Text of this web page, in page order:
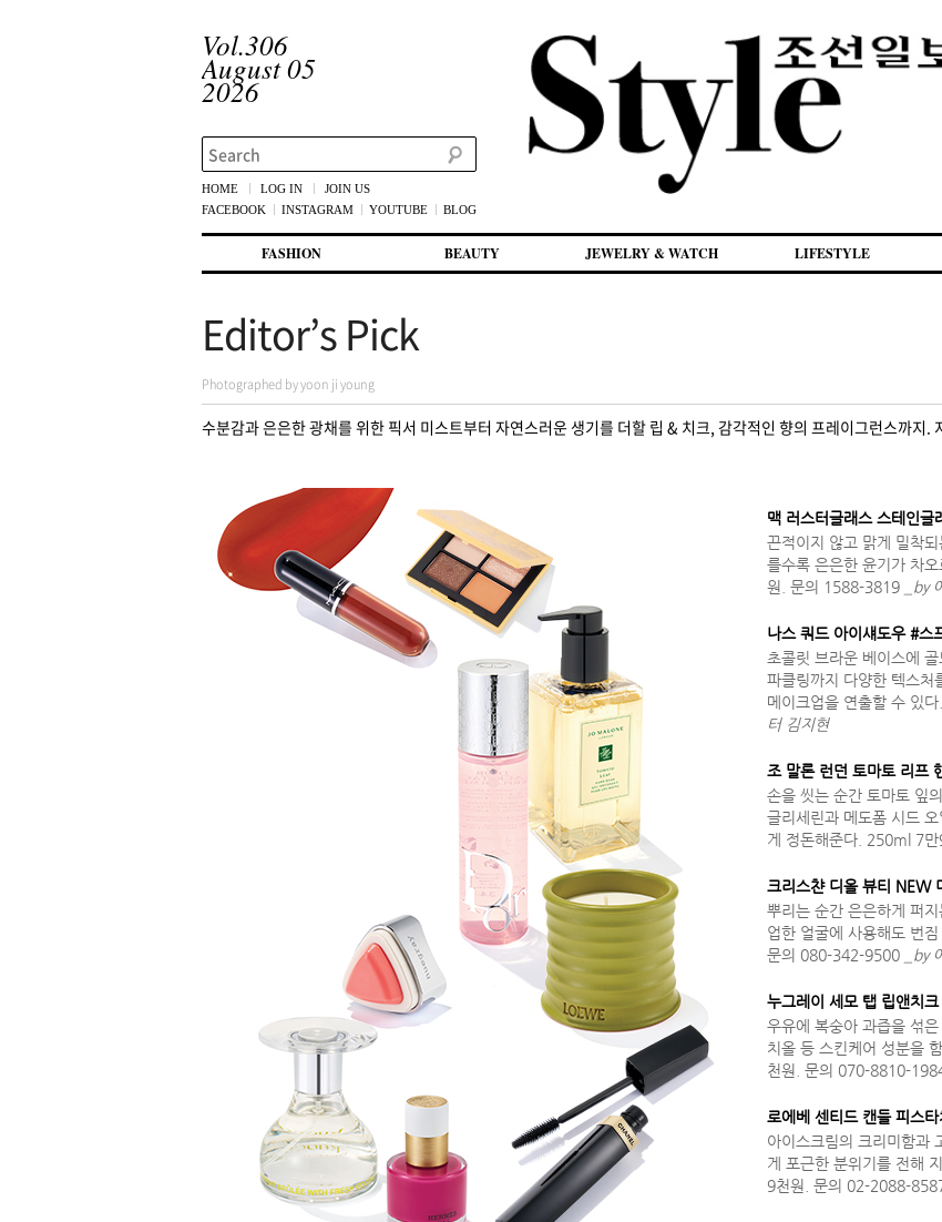
Vol.306
August 05
2026
Search
HOME LOG IN
JOIN US
FACEBOOK
INSTAGRAM YOUTUBE BLOG
첫번째 컨텐츠로 뛰어넘기
두번째 컨텐츠로 뛰어넘기
FASHION BEAUTY JEWELRY & WATCH LIFESTYLE
Editor’s Pick
Photographed by yoon ji young
수분감과 은은한 광채를 위한 픽서 미스트부터 자연스러운 생기를 더할 립 & 치크, 감각적인 향의 프레이그런스까지.
맥 러스터글래스 스테인글
끈적이지 않고 맑게 밀착
를수록 은은한 윤기가 차
원. 문의 1588-3819
_by
나스 쿼드 아이섀도우 #스
초콜릿 브라운 베이스에
파클링까지 다양한 텍스처
메이크업을 연출할 수 있
터 김지현
조 말론 런던 토마토 리프
손을 씻는 순간 토마토 잎
글리세린과 메도폼 시드
게 정돈해준다. 250ml 7
크리스챤 디올 뷰티 NEW
뿌리는 순간 은은하게 퍼
업한 얼굴에 사용해도 번
문의 080-342-9500
_by
누그레이 세모 탭 립앤치
우유에 복숭아 과즙을 섞
치올 등 스킨케어 성분을
천원. 문의 070-8810-
로에베 센티드 캔들 피스타
아이스크림의 크리미함과
게 포근한 분위기를 전해
9천원. 문의 02-2088-